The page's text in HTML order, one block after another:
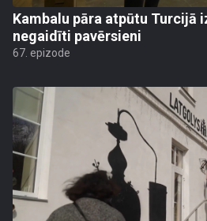
Kambalu pāra atpūtu Turcijā
negaidīti pavērsieni
67. epizode